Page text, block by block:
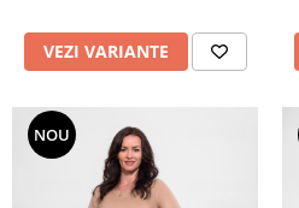
VEZI VARIANTE
NOU